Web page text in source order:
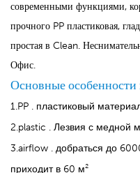
современными функциями,
прочного PP пластиковая,
простая в Clean.
Офис.
Основные
1.PP . пластиковый
2.plastic . Лезвия с медной
3.airflow . добраться до
приходит в 60 м²